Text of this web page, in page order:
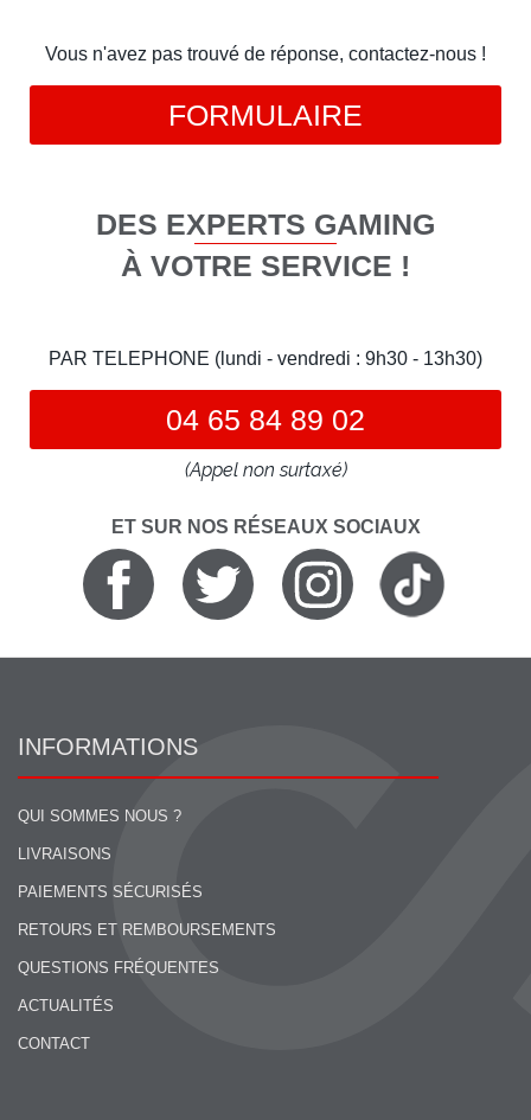
Vous n'avez pas trouvé de réponse, contactez-nous !
FORMULAIRE
DES EXPERTS GAMING
À VOTRE SERVICE !
PAR TELEPHONE (lundi - vendredi : 9h30 - 13h30)
04 65 84 89 02
(Appel non surtaxé)
ET SUR NOS RÉSEAUX SOCIAUX
INFORMATIONS
QUI SOMMES NOUS ?
LIVRAISONS
PAIEMENTS SÉCURISÉS
RETOURS ET REMBOURSEMENTS
QUESTIONS FRÉQUENTES
ACTUALITÉS
CONTACT